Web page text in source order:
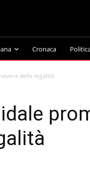
Cronaca
della legalità